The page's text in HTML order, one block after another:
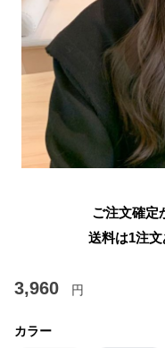
ご注文確定
送料は1注文
3,960 円
カラー